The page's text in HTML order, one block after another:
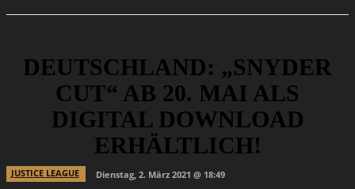
DEUTSCHLAND: „SNYDER
CUT“ AB 20. MAI ALS
DIGITAL DOWNLOAD
ERHÄLTLICH!
JUSTICE LEAGUE
Dienstag, 2. März 2021 @ 18:49